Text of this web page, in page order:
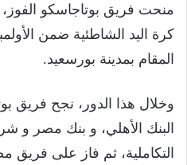
منحت فريق بوتاجاسكو
المقام بمدينة بورسعيد.
وخلال هذا الدور، نجح فريق
البنك الأهلي، و بنك مصر و
التكاملية، ثم فاز على فريق